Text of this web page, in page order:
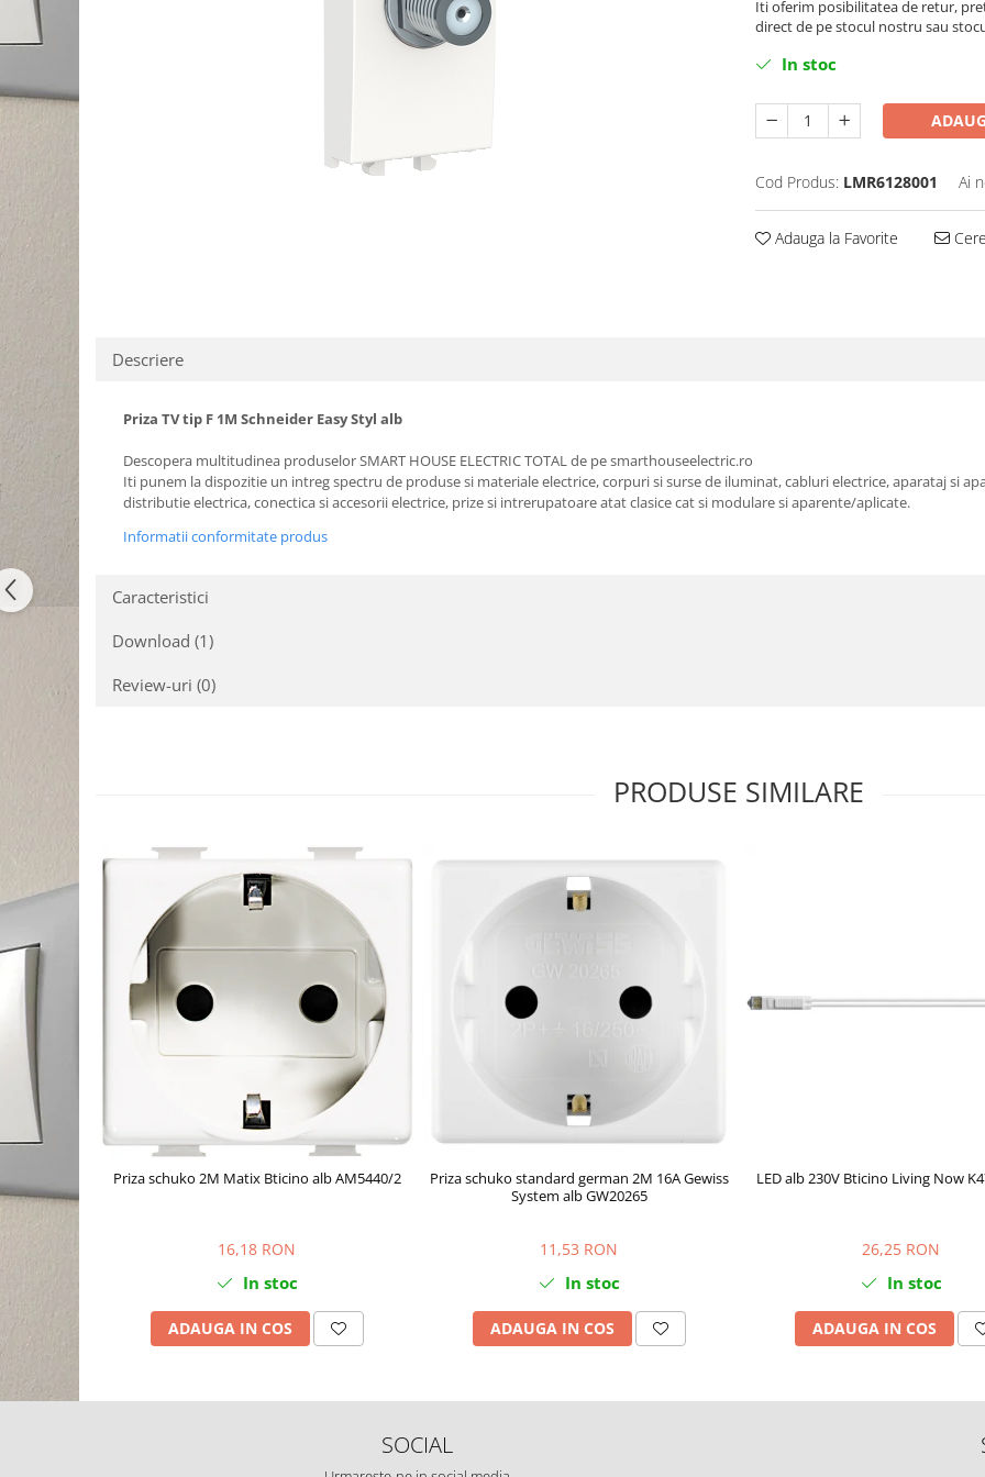
Schneider Easy Styl
Vimar Neve
Himel Flexo
Bobine de declansare
Lampa de semnalizare
Conectica si accesorii
Repartitoare
Borniera si bara nul
UPS-uri
Scule meseriasi
Iti oferim posibilitatea de retur,
direct de pe stocul nostru sau
In stoc
Cod Produs: LMR6128001 Ai
Adauga la Favorite
Descriere
Priza TV tip F 1M Schneider Easy Styl alb
Descopera multitudinea produselor SMART HOUSE ELECTRIC TOTAL de pe smarthouseelectric.ro
Iti punem la dispozitie un intreg spectru de produse si materiale electrice, corpuri si surse de iluminat, cabluri electrice, aparataj si
distributie electrica, conectica si accesorii electrice, prize si intrerupatoare atat clasice cat si modulare si aparente/aplicate.
Informatii conformitate produs
Caracteristici
Download (1)
Review-uri (0)
PRODUSE SIMILARE
Priza schuko 2M Matix Bticino alb AM5440/2
16,18 RON
In stoc
ADAUGA IN COS
Priza schuko standard german 2M 16A Gewiss
System alb GW20265
11,53 RON
In stoc
ADAUGA IN COS
LED alb 230V Bticino Living Now
26,25 RON
In stoc
ADAUGA IN COS
SOCIAL